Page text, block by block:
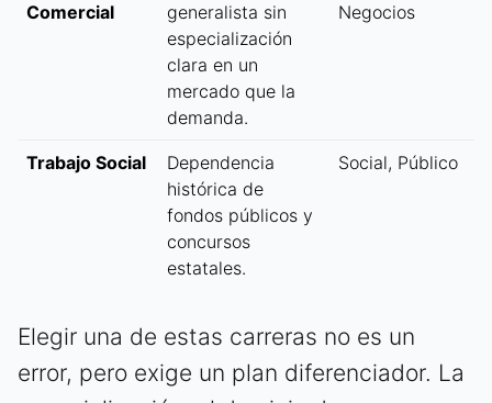
Comercial
generalista sin
especialización
clara en un
mercado que la
demanda.
Negocios
Trabajo Social
Dependencia
histórica de
fondos públicos y
concursos
estatales.
Social, Público
Elegir una de estas carreras no es un
error, pero exige un plan diferenciador. La